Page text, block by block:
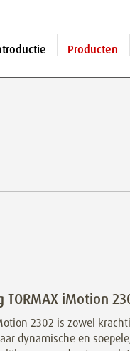
Producten
iMotion
2302 is zowel
dynamische en